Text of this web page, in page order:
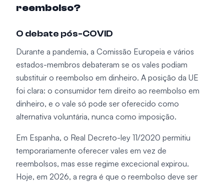
reembolso?
O debate pós-COVID
Durante a pandemia, a Comissão Europeia e vários
estados-membros debateram se os vales podiam
substituir o reembolso em dinheiro. A posição da UE
foi clara: o consumidor tem direito ao reembolso em
dinheiro, e o vale só pode ser oferecido como
alternativa voluntária, nunca como imposição.
Em Espanha, o Real Decreto-ley 11/2020 permitiu
temporariamente oferecer vales em vez de
reembolsos, mas esse regime excecional expirou.
Hoje, em 2026, a regra é que o reembolso deve ser